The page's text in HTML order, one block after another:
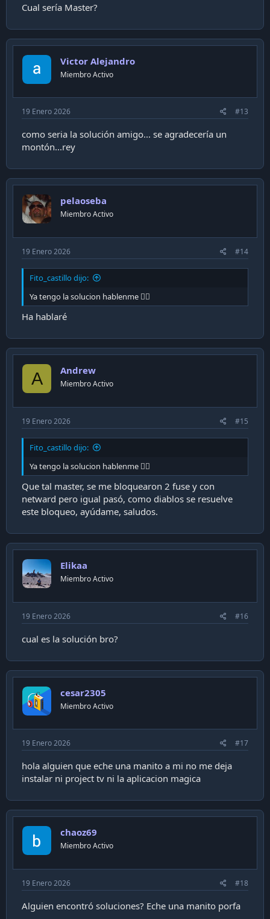
Cual sería Master?
Victor Alejandro
Miembro Activo
19 Enero 2026 #13
como seria la solución amigo... se agradecería un
montón...rey
pelaoseba
Miembro Activo
19 Enero 2026 #14
Fito_castillo dijo:
Ya tengo la solucion hablenme 👍🏻
Ha hablaré
A Andrew
Miembro Activo
19 Enero 2026 #15
Fito_castillo dijo:
Ya tengo la solucion hablenme 👍🏻
Que tal master, se me bloquearon 2 fuse y con
netward pero igual pasó, como diablos se resuelve
este bloqueo, ayúdame, saludos.
Elikaa
Miembro Activo
19 Enero 2026 #16
cual es la solución bro?
cesar2305
Miembro Activo
19 Enero 2026 #17
hola alguien que eche una manito a mi no me deja
instalar ni project tv ni la aplicacion magica
chaoz69
Miembro Activo
19 Enero 2026 #18
Alguien encontró soluciones? Eche una manito porfa